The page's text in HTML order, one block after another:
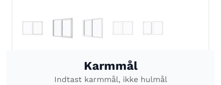
Karmmål
Indtast karmmål, ikke hulmål